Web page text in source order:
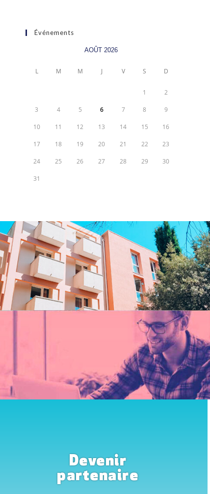
Événements
AOÛT 2026
L M M J V S D
1 2
3 4 5 6 7 8 9
10 11 12 13 14 15 16
17 18 19 20 21 22 23
24 25 26 27 28 29 30
31
Devenir
partenaire